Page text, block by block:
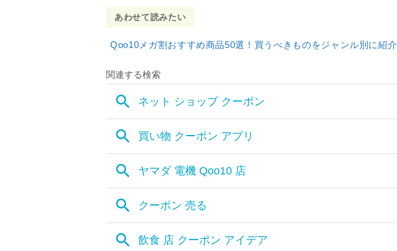
クーポンの送り方
クーポンの受け取り方
譲渡募集は掲示板を利用しよう
Qoo10メガ割クーポン利用時の注意点
Qoo10メガ割に関するQ＆A
メガ割クーポンを使って買い物を楽しもう！
あわせて読みたい
Qoo10メガ割おすすめ商品50選！買うべきものをジャンル別に紹介